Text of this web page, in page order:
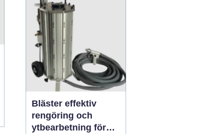
sker långt frå...
Bläster effektiv
rengöring och
ytbearbetning för